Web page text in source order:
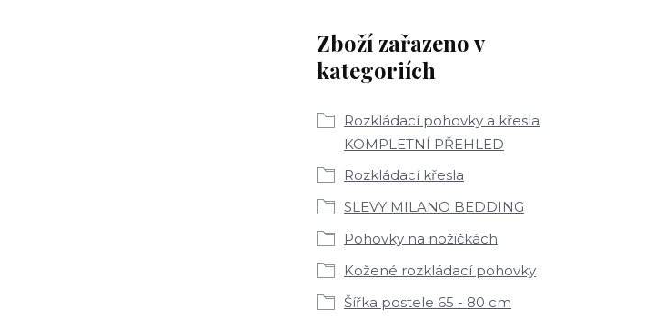
Zboží zařazeno v
kategoriích
Rozkládací pohovky a křesla
KOMPLETNÍ PŘEHLED
Rozkládací křesla
SLEVY MILANO BEDDING
Pohovky na nožičkách
Kožené rozkládací pohovky
Šířka postele 65 - 80 cm